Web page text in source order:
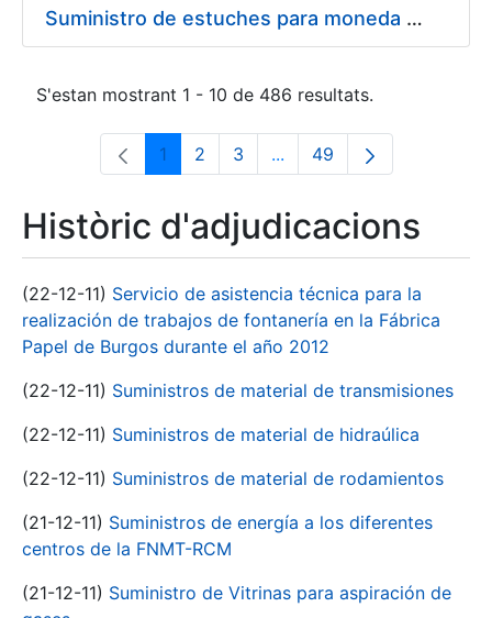
Suministro de estuches para moneda de 30 €
S'estan mostrant 1 - 10 de 486 resultats.
Pàgina
1 Pàgina
2 Pàgina
3 ...Pàgines intermèdies
Pàgina
49
Històric d'adjudicacions
(22-12-11) Servicio de asistencia técnica para la
realización de trabajos de fontanería en la Fábrica
Papel de Burgos durante el año 2012
(22-12-11) Suministros de material de transmisiones
(22-12-11) Suministros de material de hidraúlica
(22-12-11) Suministros de material de rodamientos
(21-12-11) Suministros de energía a los diferentes
centros de la FNMT-RCM
(21-12-11) Suministro de Vitrinas para aspiración de